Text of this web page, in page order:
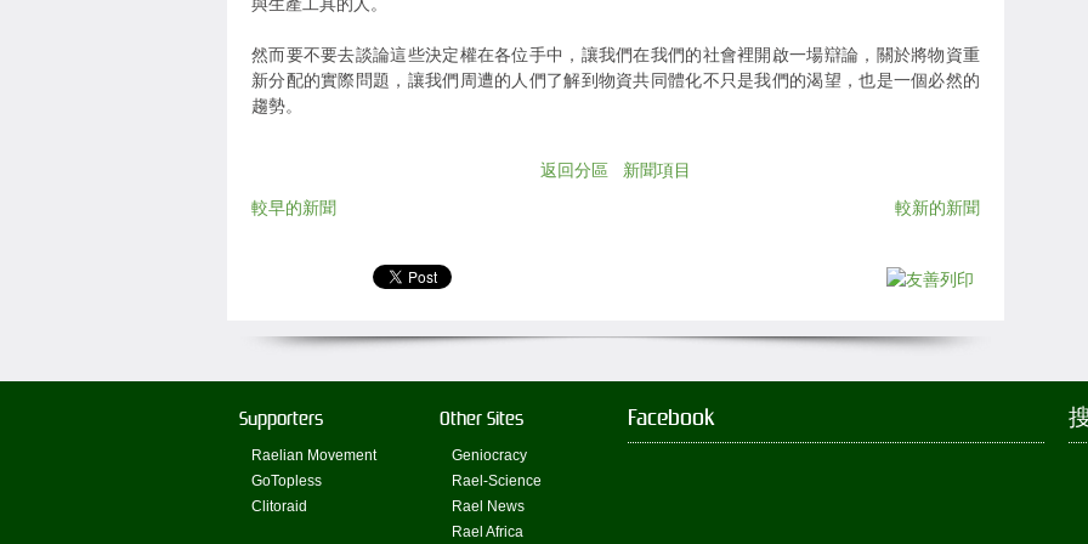
然而要不要去談論這些決定權在各位手中，讓我們在我們的社會裡開啟一場辯論，關於將物資重
新分配的實際問題，讓我們周遭的人們了解到物資共同體化不只是我們的渴望，也是一個必然的
趨勢。
返回分區
新聞項目
較早的新聞
較新的新聞
Supporters
Raelian Movement
GoTopless
Clitoraid
Other Sites
Geniocracy
Rael-Science
Rael News
Rael Africa
Facebook